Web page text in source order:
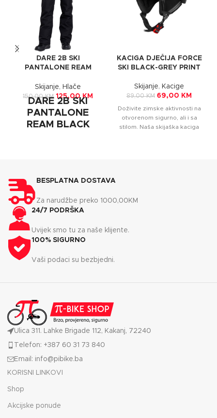
DARE 2B SKI
PANTALONE REAM
Skijanje, Hlače
150,00KM 125,00 KM
DARE 2B SKI
PANTALONE
REAM BLACK
hlače dizajnirane su od
poliesterske keper tkanine
presvučene ARED 10000 i
visokom izolacijom kako bi
vas grijale. Tkanina je
prozračna i nudi udobno
pristajanje. Njihov podesivi
sistem struka povezan je sa
snježnim gamašama za
KACIGA DJEČIJA FORCE
SKI BLACK-GREY PRINT
Skijanje, Kacige
89,00KM 69,00 KM
Doživite zimske aktivnosti na
otvorenom sigurno, ali i sa
stilom. Naša skijaška kaciga
BESPLATNA DOSTAVA
Za narudžbe preko 1000,00KM
24/7 PODRŠKA
Uvijek smo tu za naše klijente.
100% SIGURNO
Vaši podaci su bezbjedni.
Ulica 311. Lahke Brigade 112, Kakanj, 72240
Telefon: +387 60 31 73 840
Email: info@pibike.ba
KORISNI LINKOVI
Shop
Akcijske ponude